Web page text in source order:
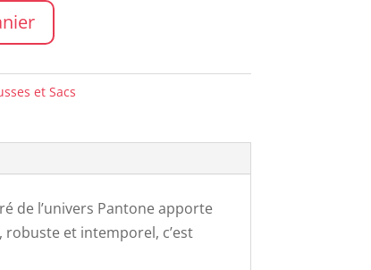
et Sacs
de l’univers Pantone apporte
et intemporel, c’est